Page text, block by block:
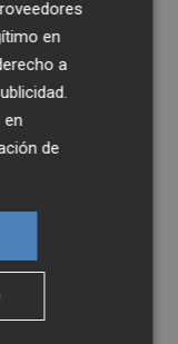
en
a
en
de